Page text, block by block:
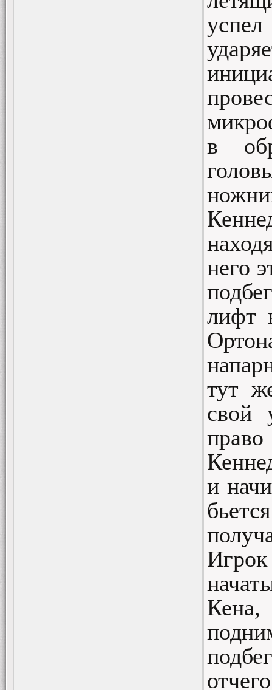
в
него
лифт
тут
свой
и
Кена,